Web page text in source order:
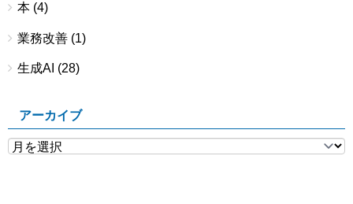
本 (4)
業務改善 (1)
生成AI (28)
アーカイブ